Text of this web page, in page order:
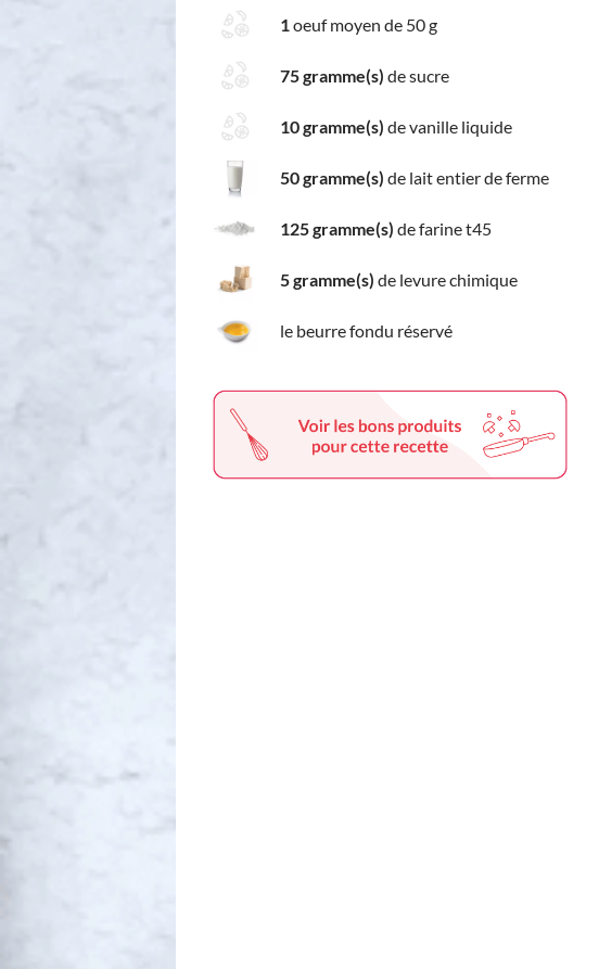
1oeuf moyen de 50 g
75 gramme(s) de sucre
10 gramme(s) de vanille liquide
50 gramme(s) de lait entier de ferme
125 gramme(s) de farine t45
5 gramme(s) de levure chimique
le beurre fondu réservé